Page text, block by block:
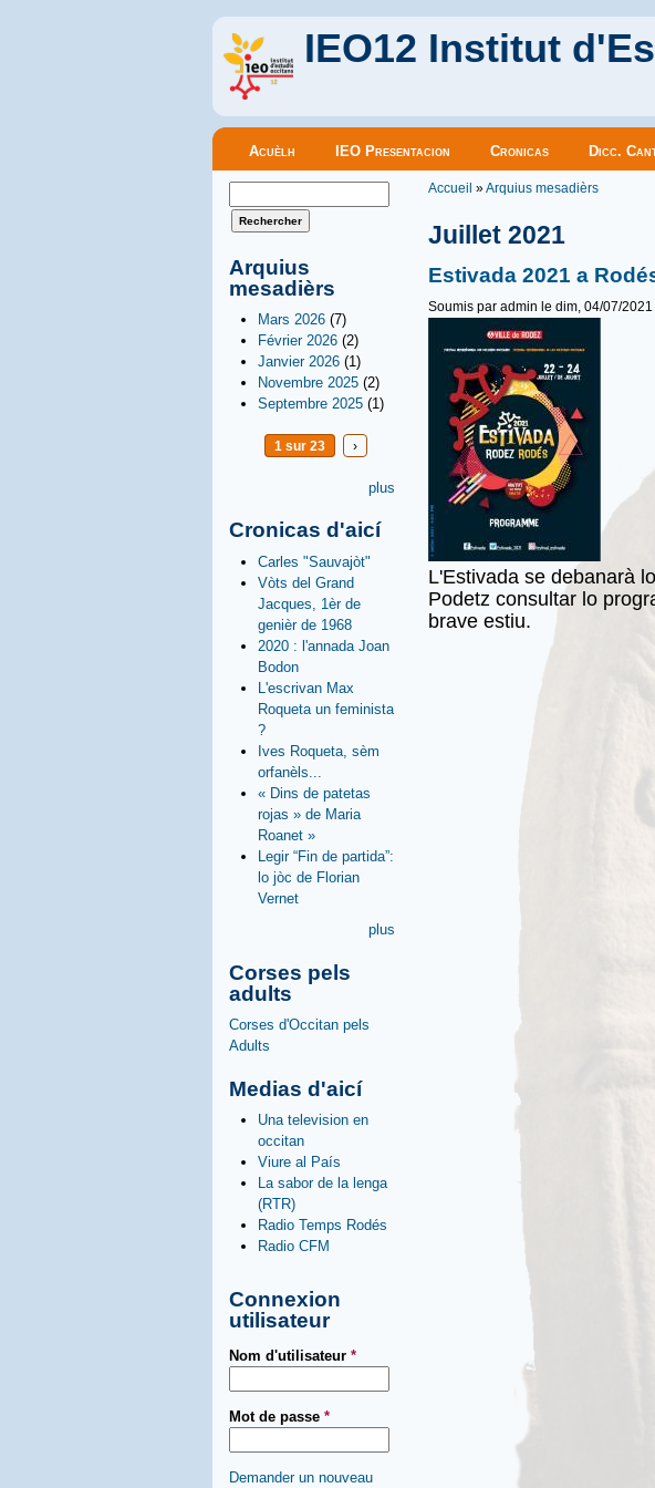
IEO12 Institut
Menu principal
Acuèlh IEO Presentacion Cronicas Dicc.
Formulaire de recherche
Arquius
mesadièrs
Mars 2026 (7)
Février 2026 (2)
Janvier 2026 (1)
Novembre 2025 (2)
Septembre 2025 (1)
1 sur 23 ›
plus
Cronicas d'aicí
Carles "Sauvajòt"
Vòts del Grand
Jacques, 1èr de
genièr de 1968
2020 : l'annada Joan
Bodon
L'escrivan Max
Roqueta un feminista
?
Ives Roqueta, sèm
orfanèls...
« Dins de patetas
rojas » de Maria
Roanet »
Legir “Fin de partida”:
lo jòc de Florian
Vernet
plus
Corses pels
adults
Corses d'Occitan pels
Adults
Medias d'aicí
Una television en
occitan
Viure al País
La sabor de la lenga
(RTR)
Radio Temps Rodés
Radio CFM
Connexion
utilisateur
Nom d'utilisateur *
Mot de passe *
Demander un nouveau
Vous êtes ici
Accueil »Arquius mesadièrs
Juillet 2021
Estivada 2021 a
Soumis par admin le dim, 04/07/
L'Estivada se debanarà
Podetz consultar lo
brave estiu.